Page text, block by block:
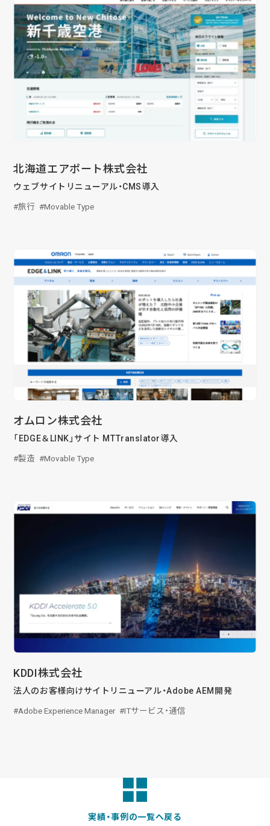
Movable Type と WordPress の DB 接続
情報を AWS Secrets Manager で管理す
る
2026/07/01 技術ブログ
『リーダブルコード』から学ぶ、「本当に
理解しやすいコード」を書くための実践
ポイント
2026/06/30 日々の生活
北海道エアポート株式会社
ウェブサイトリニューアル・CMS導入
旅行 Movable Type
オムロン株式会社
「EDGE＆LINK」サイト MTTranslator導入
製造 Movable Type
KDDI株式会社
法人のお客様向けサイトリニューアル・Adobe AEM開発
Adobe Experience Manager ITサービス・通信
実績・事例の一覧へ戻る